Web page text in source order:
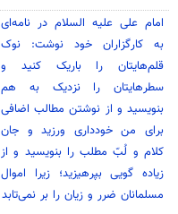
امام علی علیه السلام در نامه‌ای
به کارگزاران خود نوشت: نوک
قلم‌هایتان را باریک کنید و
سطرهایتان را نزدیک به هم
بنویسید و از نوشتن مطالب اضافی
برای من خودداری ورزید و جان
کلام و لُبّ مطلب را بنویسید و از
زیاده گویی بپرهیزید؛ زیرا اموال
مسلمانان ضرر و زیان را بر نمی‌تابد